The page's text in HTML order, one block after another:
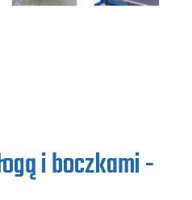
i boczkami -